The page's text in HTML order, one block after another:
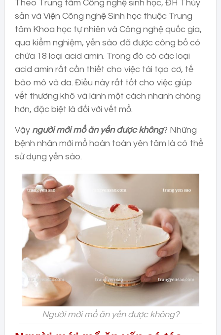
Theo Trung tâm Công nghệ sinh học, ĐH Thủy
sản và Viện Công nghệ Sinh học thuộc Trung
tâm Khoa học tự nhiên và Công nghệ quốc gia,
qua kiểm nghiệm, yến sào đã được công bố có
chứa 18 loại acid amin. Trong đó có các loại
acid amin rất cần thiết cho việc tái tạo cơ, tế
bào mô và da. Điều này rất tốt cho việc giúp
vết thương khô và lành một cách nhanh chóng
hơn, đặc biệt là đối với vết mổ.
Vậy người mới mổ ăn yến được không? Những
bệnh nhân mới mổ hoàn toàn yên tâm là có thể
sử dụng yến sào.
Người mới mổ ăn yến được không?